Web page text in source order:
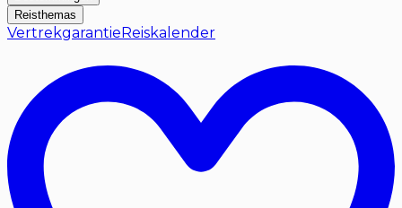
Reisthemas
Vertrekgarantie Reiskalender